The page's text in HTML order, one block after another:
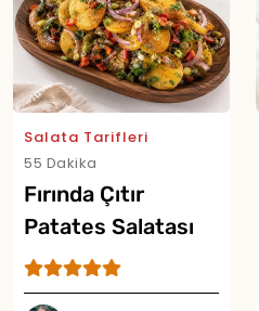
Salata Tarifleri
55 Dakika
Fırında Çıtır
Patates Salatası
Tarifi